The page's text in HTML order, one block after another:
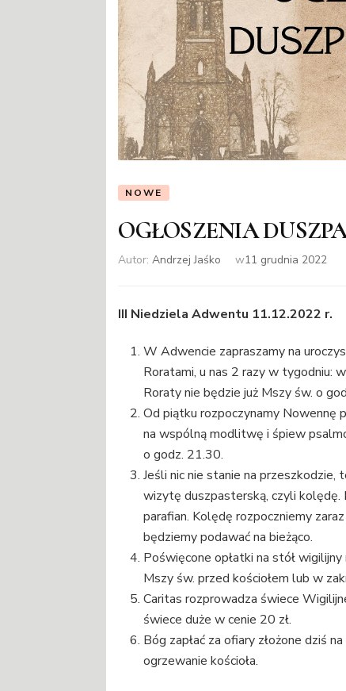
NOWE
OGŁOSZENIA
Autor:Andrzej Jaśko w11 grudnia 2022
III Niedziela Adwentu 11.12.2022 r.
W Adwencie zapraszamy na
Roratami, u nas 2 razy w tygodniu:
Roraty nie będzie już Mszy św. o
Od piątku rozpoczynamy Nowennę
na wspólną modlitwę i śpiew
o godz. 21.30.
Jeśli nic nie stanie na
wizytę duszpasterską, czyli kolędę.
parafian. Kolędę rozpoczniemy
będziemy podawać na bieżąco.
Poświęcone opłatki na stół
Mszy św. przed kościołem lub w
Caritas rozprowadza świece
świece duże w cenie 20 zł.
Bóg zapłać za ofiary złożone dziś
ogrzewanie kościoła.